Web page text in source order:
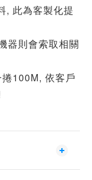
, 此為客製化提
器則會索取相關
100M, 依客戶